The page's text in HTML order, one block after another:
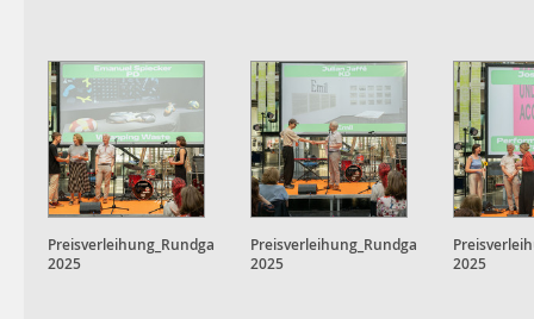
Preisverleihung_Rundgang
2025
Preisverleihung_Rundgang
2025
2025